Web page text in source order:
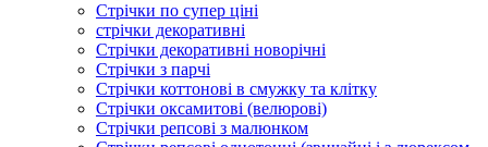
Стрічки по супер ціні
стрічки декоративні
Стрічки декоративні новорічні
Стрічки з парчі
Стрічки коттонові в смужку та клітку
Стрічки оксамитові (велюрові)
Стрічки репсові з малюнком